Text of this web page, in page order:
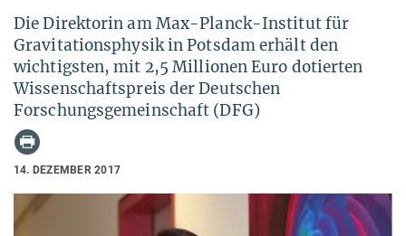
Die Direktorin am Max-Planck-Institut für
Gravitationsphysik in Potsdam erhält den
wichtigsten, mit 2,5 Millionen Euro dotierten
Wissenschaftspreis der Deutschen
Forschungsgemeinschaft (DFG)
14. DEZEMBER 2017